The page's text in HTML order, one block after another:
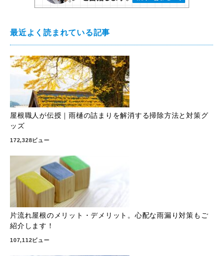
最近よく読まれている記事
屋根職人が伝授｜雨樋の詰まりを解消する掃除方法と対策グ
ッズ
172,328ビュー
片流れ屋根のメリット・デメリット。心配な雨漏り対策もご
紹介します！
107,112ビュー